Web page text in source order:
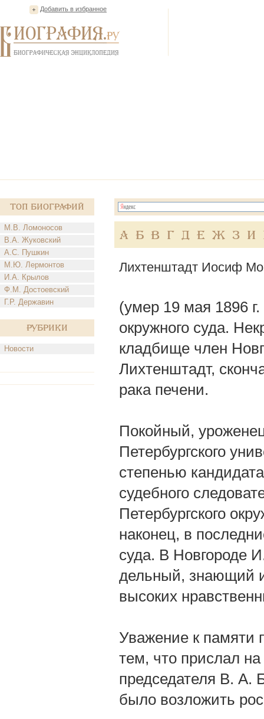
Добавить в избранное
Топ Биографий
М.В. Ломоносов
В.А. Жуковский
А.С. Пушкин
М.Ю. Лермонтов
И.А. Крылов
Ф.М. Достоевский
Г.Р. Державин
Рубрики
Новости
А Б В Г Д Е Ж З И
Лихтенштадт Иосиф
(умер 19 мая 1896
окружного суда.
кладбище член
Лихтенштадт,
рака печени.
Покойный,
Петербургского
степенью
судебного
Петербургского
наконец, в
суда. В Новгороде
дельный, знающий
высоких
Уважение к памяти
тем, что прислал
председателя В. А.
было возложить